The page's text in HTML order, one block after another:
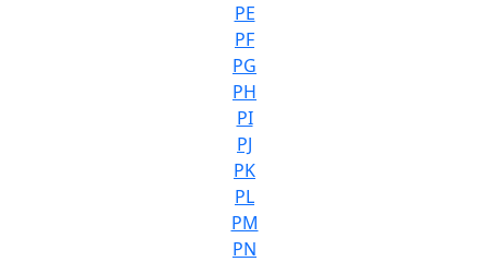
PE
PF
PG
PH
PI
PJ
PK
PL
PM
PN